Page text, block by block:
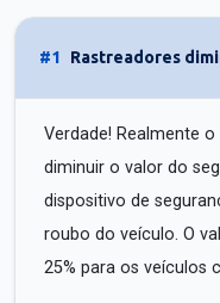
#1 Rastreadores
Verdade! Realmente
diminuir o valor do
dispositivo de
roubo do veículo. O
25% para os veículos